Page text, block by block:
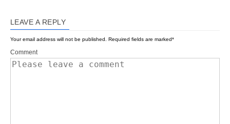
LEAVE A REPLY
Your email address will not be published. Required fields are marked*
Comment